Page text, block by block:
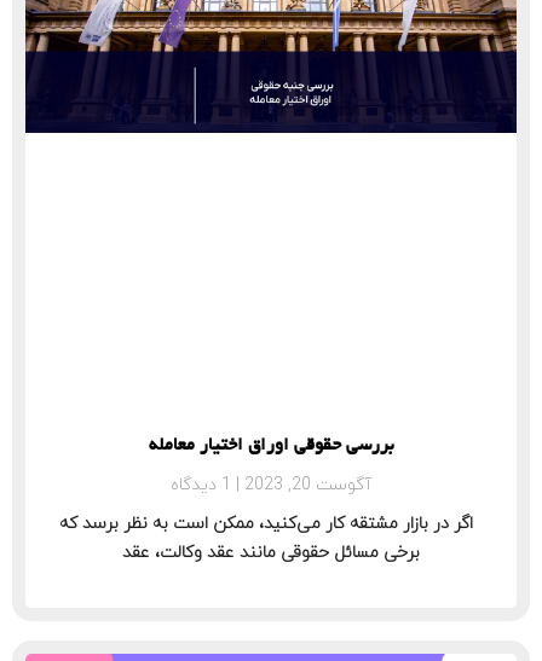
بررسی حقوقی اوراق اختیار معامله
آگوست 20, 2023
1 دیدگاه
اگر در بازار مشتقه کار می‌کنید، ممکن است به نظر برسد که
برخی مسائل حقوقی مانند عقد وکالت، عقد